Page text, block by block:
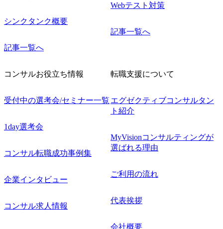
シンクタンク概要
記事一覧へ
Webテスト対策
記事一覧へ
コンサルお役立ち情報
受付中の選考会/セミナー一覧
1day選考会
コンサル転職成功事例集
企業インタビュー
コンサル求人情報
転職支援について
エグゼクティブコンサルタン
ト紹介
MyVisionコンサルティングが
選ばれる理由
ご利用の流れ
代表挨拶
会社概要